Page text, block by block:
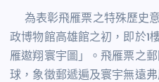
為表彰飛雁票之特殊歷史
政博物館高雄館之初，即於1
雁遨翔寰宇圖」。飛雁票之
球，象徵郵遞遍及寰宇無遠